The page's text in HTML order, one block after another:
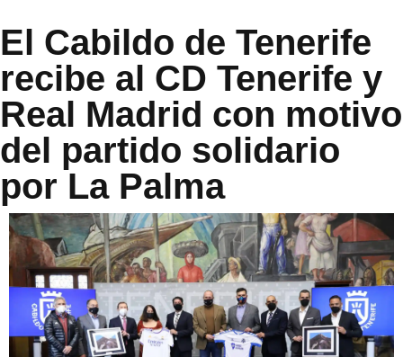
El Cabildo de Tenerife
recibe al CD Tenerife y
Real Madrid con motivo
del partido solidario
por La Palma